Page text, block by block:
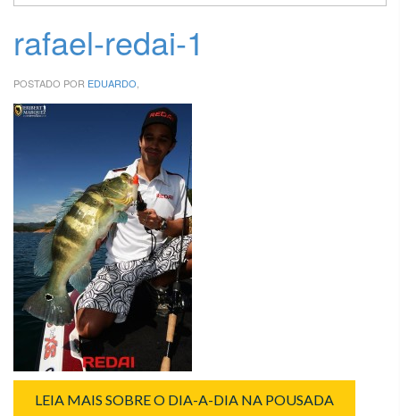
rafael-redai-1
POSTADO POR EDUARDO,
LEIA MAIS SOBRE O DIA-A-DIA NA POUSADA